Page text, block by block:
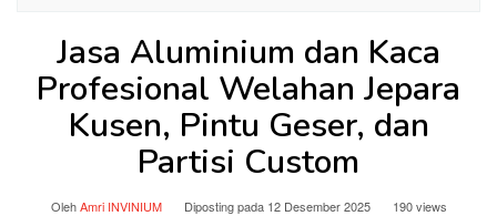
Jasa Aluminium dan Kaca
Profesional Welahan Jepara
Kusen, Pintu Geser, dan
Partisi Custom
OlehAmri INVINIUM Diposting pada 12 Desember 2025 190 views